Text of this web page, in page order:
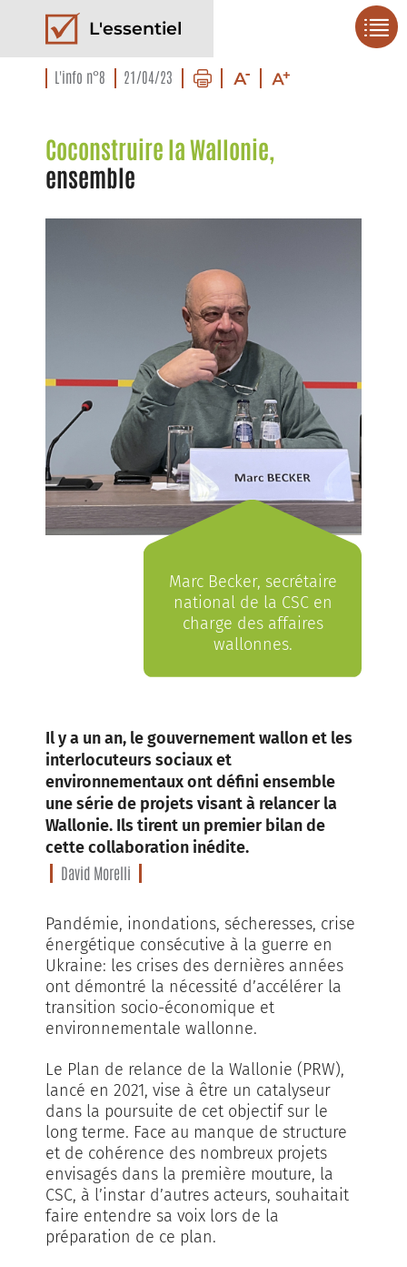
L'essentiel
L'info n°8 21/04/23
Coconstruire la Wallonie,
ensemble
Marc Becker, secrétaire
national de la CSC en
charge des affaires
wallonnes.
Il y a un an, le gouvernement wallon et les
interlocuteurs sociaux et
environnementaux ont défini ensemble
une série de projets visant à relancer la
Wallonie. Ils tirent un premier bilan de
cette collaboration inédite.
David Morelli
Pandémie, inondations, sécheresses, crise
énergétique consécutive à la guerre en
Ukraine: les crises des dernières années
ont démontré la nécessité d’accélérer la
transition socio-économique et
environnementale wallonne.
Le Plan de relance de la Wallonie (PRW),
lancé en 2021, vise à être un catalyseur
dans la poursuite de cet objectif sur le
long terme. Face au manque de structure
et de cohérence des nombreux projets
envisagés dans la première mouture, la
CSC, à l’instar d’autres acteurs, souhaitait
faire entendre sa voix lors de la
préparation de ce plan.